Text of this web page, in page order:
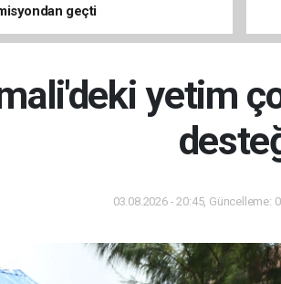
geçti
yetim
03.08.2026 - 20:45, Güncelleme: